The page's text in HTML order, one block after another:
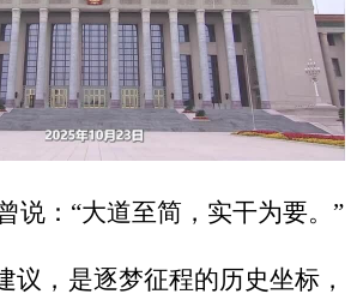
02:12
说：“大道至简，实干为要。”
议，是逐梦征程的历史坐标，